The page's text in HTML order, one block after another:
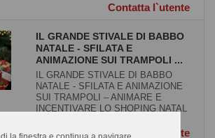
Contatta l`utente
IL GRANDE STIVALE DI BABBO
NATALE - SFILATA E
ANIMAZIONE SUI TRAMPOLI ...
IL GRANDE STIVALE DI BABBO
NATALE - SFILATA E ANIMAZIONE
SUI TRAMPOLI – ANIMARE E
INCENTIVARE LO SHOPING NATAL
Contatta l`utente